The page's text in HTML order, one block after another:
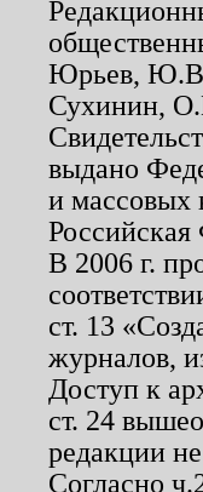
Юрьев,
Сухинин,
выдано
и массовых
В 2006 г.
ст. 13
журналов,
Доступ к
ст. 24
редакции
Согласно